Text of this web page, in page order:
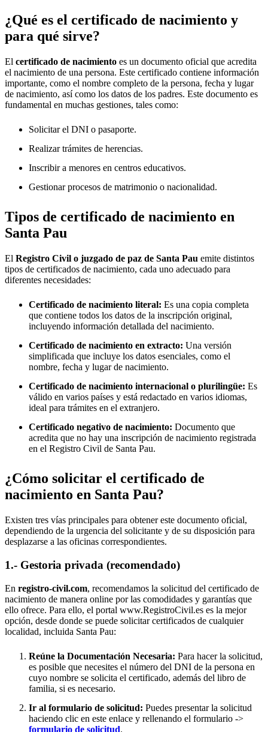
¿Qué es el certificado de nacimiento y
para qué sirve?
El certificado de nacimiento es un documento oficial que acredita
el nacimiento de una persona. Este certificado contiene información
importante, como el nombre completo de la persona, fecha y lugar
de nacimiento, así como los datos de los padres. Este documento es
fundamental en muchas gestiones, tales como:
Solicitar el DNI o pasaporte.
Realizar trámites de herencias.
Inscribir a menores en centros educativos.
Gestionar procesos de matrimonio o nacionalidad.
Tipos de certificado de nacimiento en
Santa Pau
El Registro Civil o juzgado de paz de Santa Pau emite distintos
tipos de certificados de nacimiento, cada uno adecuado para
diferentes necesidades:
Certificado de nacimiento literal: Es una copia completa
que contiene todos los datos de la inscripción original,
incluyendo información detallada del nacimiento.
Certificado de nacimiento en extracto: Una versión
simplificada que incluye los datos esenciales, como el
nombre, fecha y lugar de nacimiento.
Certificado de nacimiento internacional o plurilingüe: Es
válido en varios países y está redactado en varios idiomas,
ideal para trámites en el extranjero.
Certificado negativo de nacimiento: Documento que
acredita que no hay una inscripción de nacimiento registrada
en el Registro Civil de Santa Pau.
¿Cómo solicitar el certificado de
nacimiento en Santa Pau?
Existen tres vías principales para obtener este documento oficial,
dependiendo de la urgencia del solicitante y de su disposición para
desplazarse a las oficinas correspondientes.
1.- Gestoria privada (recomendado)
En registro-civil.com, recomendamos la solicitud del certificado de
nacimiento de manera online por las comodidades y garantías que
ello ofrece. Para ello, el portal www.RegistroCivil.es es la mejor
opción, desde donde se puede solicitar certificados de cualquier
localidad, incluida Santa Pau:
Reúne la Documentación Necesaria: Para hacer la solicitud,
es posible que necesites el número del DNI de la persona en
cuyo nombre se solicita el certificado, además del libro de
familia, si es necesario.
Ir al formulario de solicitud: Puedes presentar la solicitud
haciendo clic en este enlace y rellenando el formulario ->
formulario de solicitud.